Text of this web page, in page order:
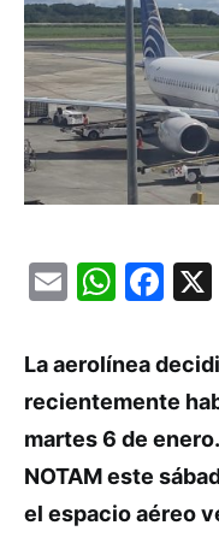
Email
La aerolínea
recientemente
martes 6 de enero.
NOTAM este
el espacio aéreo